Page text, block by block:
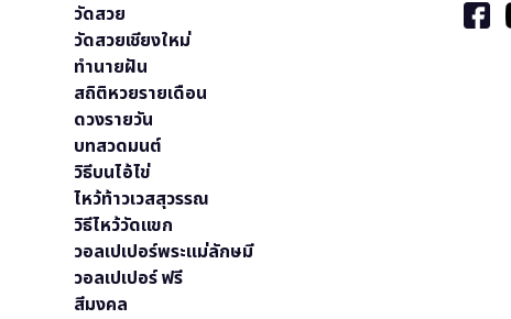
วัดสวย
วัดสวยเชียงใหม่
ทำนายฝัน
สถิติหวยรายเดือน
ดวงรายวัน
บทสวดมนต์
วิธีบนไอ้ไข่
ไหว้ท้าวเวสสุวรรณ
วิธีไหว้วัดแขก
วอลเปเปอร์พระแม่ลักษมี
วอลเปเปอร์ ฟรี
สีมงคล